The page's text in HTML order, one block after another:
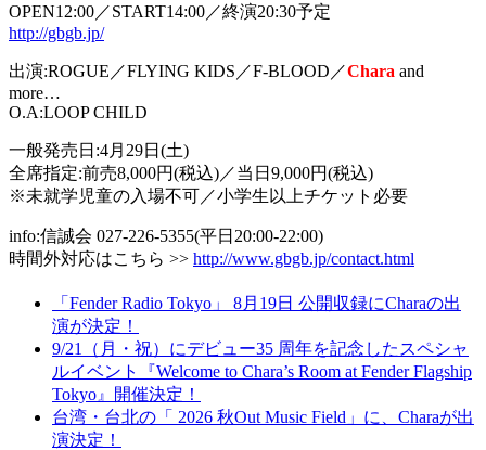
OPEN12:00／START14:00／終演20:30予定
http://gbgb.jp/
出演:ROGUE／FLYING KIDS／F-BLOOD／Chara and
more…
O.A:LOOP CHILD
一般発売日:4月29日(土)
全席指定:前売8,000円(税込)／当日9,000円(税込)
※未就学児童の入場不可／小学生以上チケット必要
info:信誠会 027-226-5355(平日20:00-22:00)
時間外対応はこちら >> http://www.gbgb.jp/contact.html
「Fender Radio Tokyo」 8月19日 公開収録にCharaの出
演が決定！
9/21（月・祝）にデビュー35 周年を記念したスペシャ
ルイベント『Welcome to Chara’s Room at Fender Flagship
Tokyo』開催決定！
台湾・台北の「 2026 秋Out Music Field」に、Charaが出
演決定！